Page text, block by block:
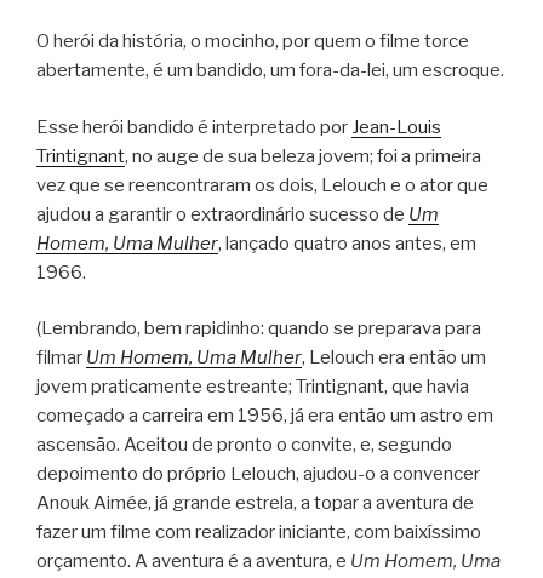
O herói da história, o mocinho, por quem o filme torce
abertamente, é um bandido, um fora-da-lei, um escroque.
Esse herói bandido é interpretado por Jean-Louis
Trintignant, no auge de sua beleza jovem; foi a primeira
vez que se reencontraram os dois, Lelouch e o ator que
ajudou a garantir o extraordinário sucesso de Um
Homem, Uma Mulher, lançado quatro anos antes, em
1966.
(Lembrando, bem rapidinho: quando se preparava para
filmar Um Homem, Uma Mulher, Lelouch era então um
jovem praticamente estreante; Trintignant, que havia
começado a carreira em 1956, já era então um astro em
ascensão. Aceitou de pronto o convite, e, segundo
depoimento do próprio Lelouch, ajudou-o a convencer
Anouk Aimée, já grande estrela, a topar a aventura de
fazer um filme com realizador iniciante, com baixíssimo
orçamento. A aventura é a aventura, e Um Homem, Uma